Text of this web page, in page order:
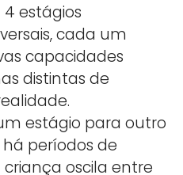
estágios
cada um
capacidades
distintas de
estágio para outro
períodos de
oscila entre